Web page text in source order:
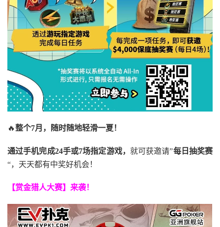
🔥整个7月，随时随地轻滑一夏！
通过手机完成24手或7场指定游戏， 就可获邀请”每日抽奖赛
“，天天都有中奖好机会！
【赏金猎人大赛】来袭！